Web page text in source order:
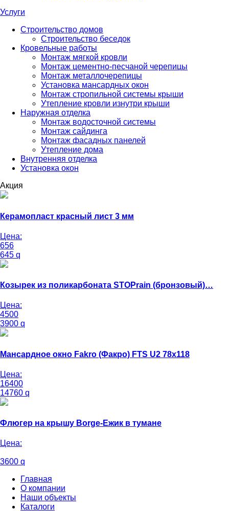
Услуги
Строительство домов
Строительство беседок
Кровельные работы
Монтаж мягкой кровли
Монтаж цементно-песчаной черепицы
Монтаж металлочерепицы
Установка мансардных окон
Монтаж стропильной системы крыши
Утепление кровли изнутри крыши
Наружная отделка
Монтаж водосточной системы
Монтаж сайдинга
Монтаж фасадных панелей
Утепление дома
Внутренняя отделка
Установка окон
Акция
Керамопласт красный лист 3 мм
Цена:
656
645 q
Козырек из поликарбоната STOPrain (бронзовый)…
Цена:
4500
3900 q
Мансардное окно Fakro (Факро) FTS U2 78х118
Цена:
16400
14760 q
Флюгер на крышу Borge-Ежик в тумане
Цена:
3600 q
Главная
О компании
Наши объекты
Каталоги